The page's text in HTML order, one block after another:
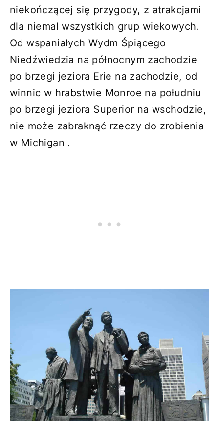
niekończącej się przygody, z atrakcjami
dla niemal wszystkich grup wiekowych.
Od wspaniałych Wydm Śpiącego
Niedźwiedzia na północnym zachodzie
po brzegi jeziora Erie na zachodzie, od
winnic w hrabstwie Monroe na południu
po brzegi jeziora Superior na wschodzie,
nie może zabraknąć rzeczy do zrobienia
w Michigan .